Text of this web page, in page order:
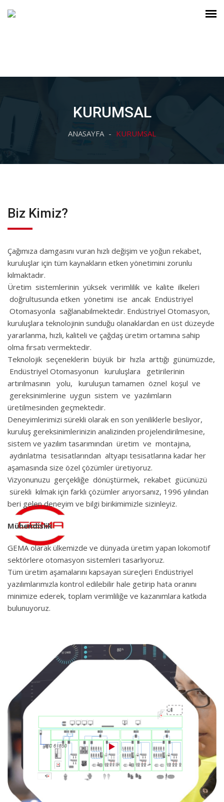
KURUMSAL
ANASAYFA KURUMSAL
Biz Kimiz?
Çağımıza damgasını vuran hızlı değişim ve yoğun rekabet,
kuruluşlar için tüm kaynakların etken yönetimini zorunlu
kılmaktadır.
Üretim sistemlerinin yüksek verimlilik ve kalite ilkeleri
doğrultusunda etken yönetimi ise ancak Endüstriyel
Otomasyonla sağlanabilmektedir. Endüstriyel Otomasyon,
kuruluşlara teknolojinin sunduğu olanaklardan en üst düzeyde
yararlanma, hızlı, kaliteli ve çağdaş üretim ortamına sahip
olma fırsatı vermektedir.
Teknolojik seçeneklerin büyük bir hızla arttığı günümüzde,
Endüstriyel Otomasyonun kuruluşlara getirilerinin
artırılmasının yolu, kuruluşun tamamen öznel koşul ve
gereksinimlerine uygun sistem ve yazılımların
üretilmesinden geçmektedir.
Deneyimlerimizi sürekli olarak en son yeniliklerle besliyor,
kuruluş gereksinimlerinizin analizinden projelendirilmesine,
sistem ve yazılım tasarımından üretim ve montajına,
aydınlatma tesisatlarından altyapı tesisatlarına kadar her
aşamasında size özel çözümler üretiyoruz.
Vizyonunuzu gerçekliğe dönüştürmek, rekabet gücünüzü
sürekli kılmak için farklı çözümler arıyorsanız, 1996 yılından
beri gelen deneyim ve bilgi birikimimizle sizinleyiz.
Mühendislik
GEMA olarak ülkemizde ve dünyada üretim yapan lokomotif
sektörlere otomasyon sistemleri tasarlıyoruz.
Tüm üretim aşamalarını kapsayan süreçleri Endüstriyel
yazılımlarımızla kontrol edilebilir hale getirip hata oranını
minimize ederek, toplam verimliliğe ve kazanımlara katkıda
bulunuyoruz.